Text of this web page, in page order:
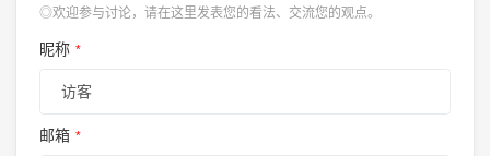
◎欢迎参与讨论，请在这里发表您的看法、交流您的观点。
昵称 *
邮箱 *